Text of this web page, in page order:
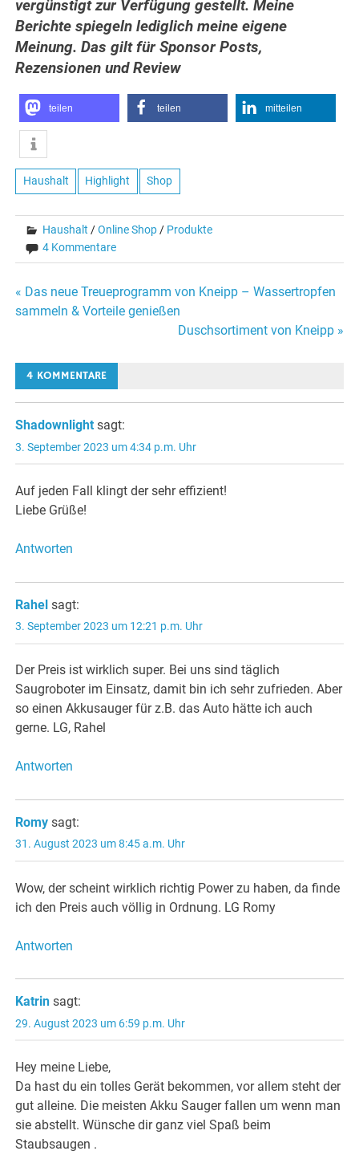
vergünstigt zur Verfügung gestellt. Meine
Berichte spiegeln lediglich meine eigene
Meinung. Das gilt für Sponsor Posts,
Rezensionen und Review
teilen teilen mitteilen
Haushalt Highlight Shop
Haushalt /Online Shop / Produkte
4 Kommentare
Beitragsnavigation
« Das neue Treueprogramm von Kneipp – Wassertropfen
sammeln & Vorteile genießen
Duschsortiment von Kneipp »
4 KOMMENTARE
Shadownlight sagt:
3. September 2023 um 4:34 p.m. Uhr
Auf jeden Fall klingt der sehr effizient!
Liebe Grüße!
Antworten
Rahel sagt:
3. September 2023 um 12:21 p.m. Uhr
Der Preis ist wirklich super. Bei uns sind täglich
Saugroboter im Einsatz, damit bin ich sehr zufrieden. Aber
so einen Akkusauger für z.B. das Auto hätte ich auch
gerne. LG, Rahel
Antworten
Romy sagt:
31. August 2023 um 8:45 a.m. Uhr
Wow, der scheint wirklich richtig Power zu haben, da finde
ich den Preis auch völlig in Ordnung. LG Romy
Antworten
Katrin sagt:
29. August 2023 um 6:59 p.m. Uhr
Hey meine Liebe,
Da hast du ein tolles Gerät bekommen, vor allem steht der
gut alleine. Die meisten Akku Sauger fallen um wenn man
sie abstellt. Wünsche dir ganz viel Spaß beim
Staubsaugen .